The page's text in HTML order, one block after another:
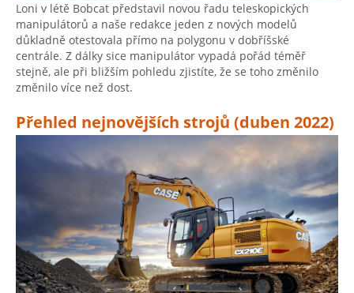
Loni v létě Bobcat představil novou řadu teleskopických
manipulátorů a naše redakce jeden z nových modelů
důkladně otestovala přímo na polygonu v dobříšské
centrále. Z dálky sice manipulátor vypadá pořád téměř
stejně, ale při bližším pohledu zjistíte, že se toho změnilo
změnilo více než dost.
Přehled nejnovějších strojů (duben 2022)